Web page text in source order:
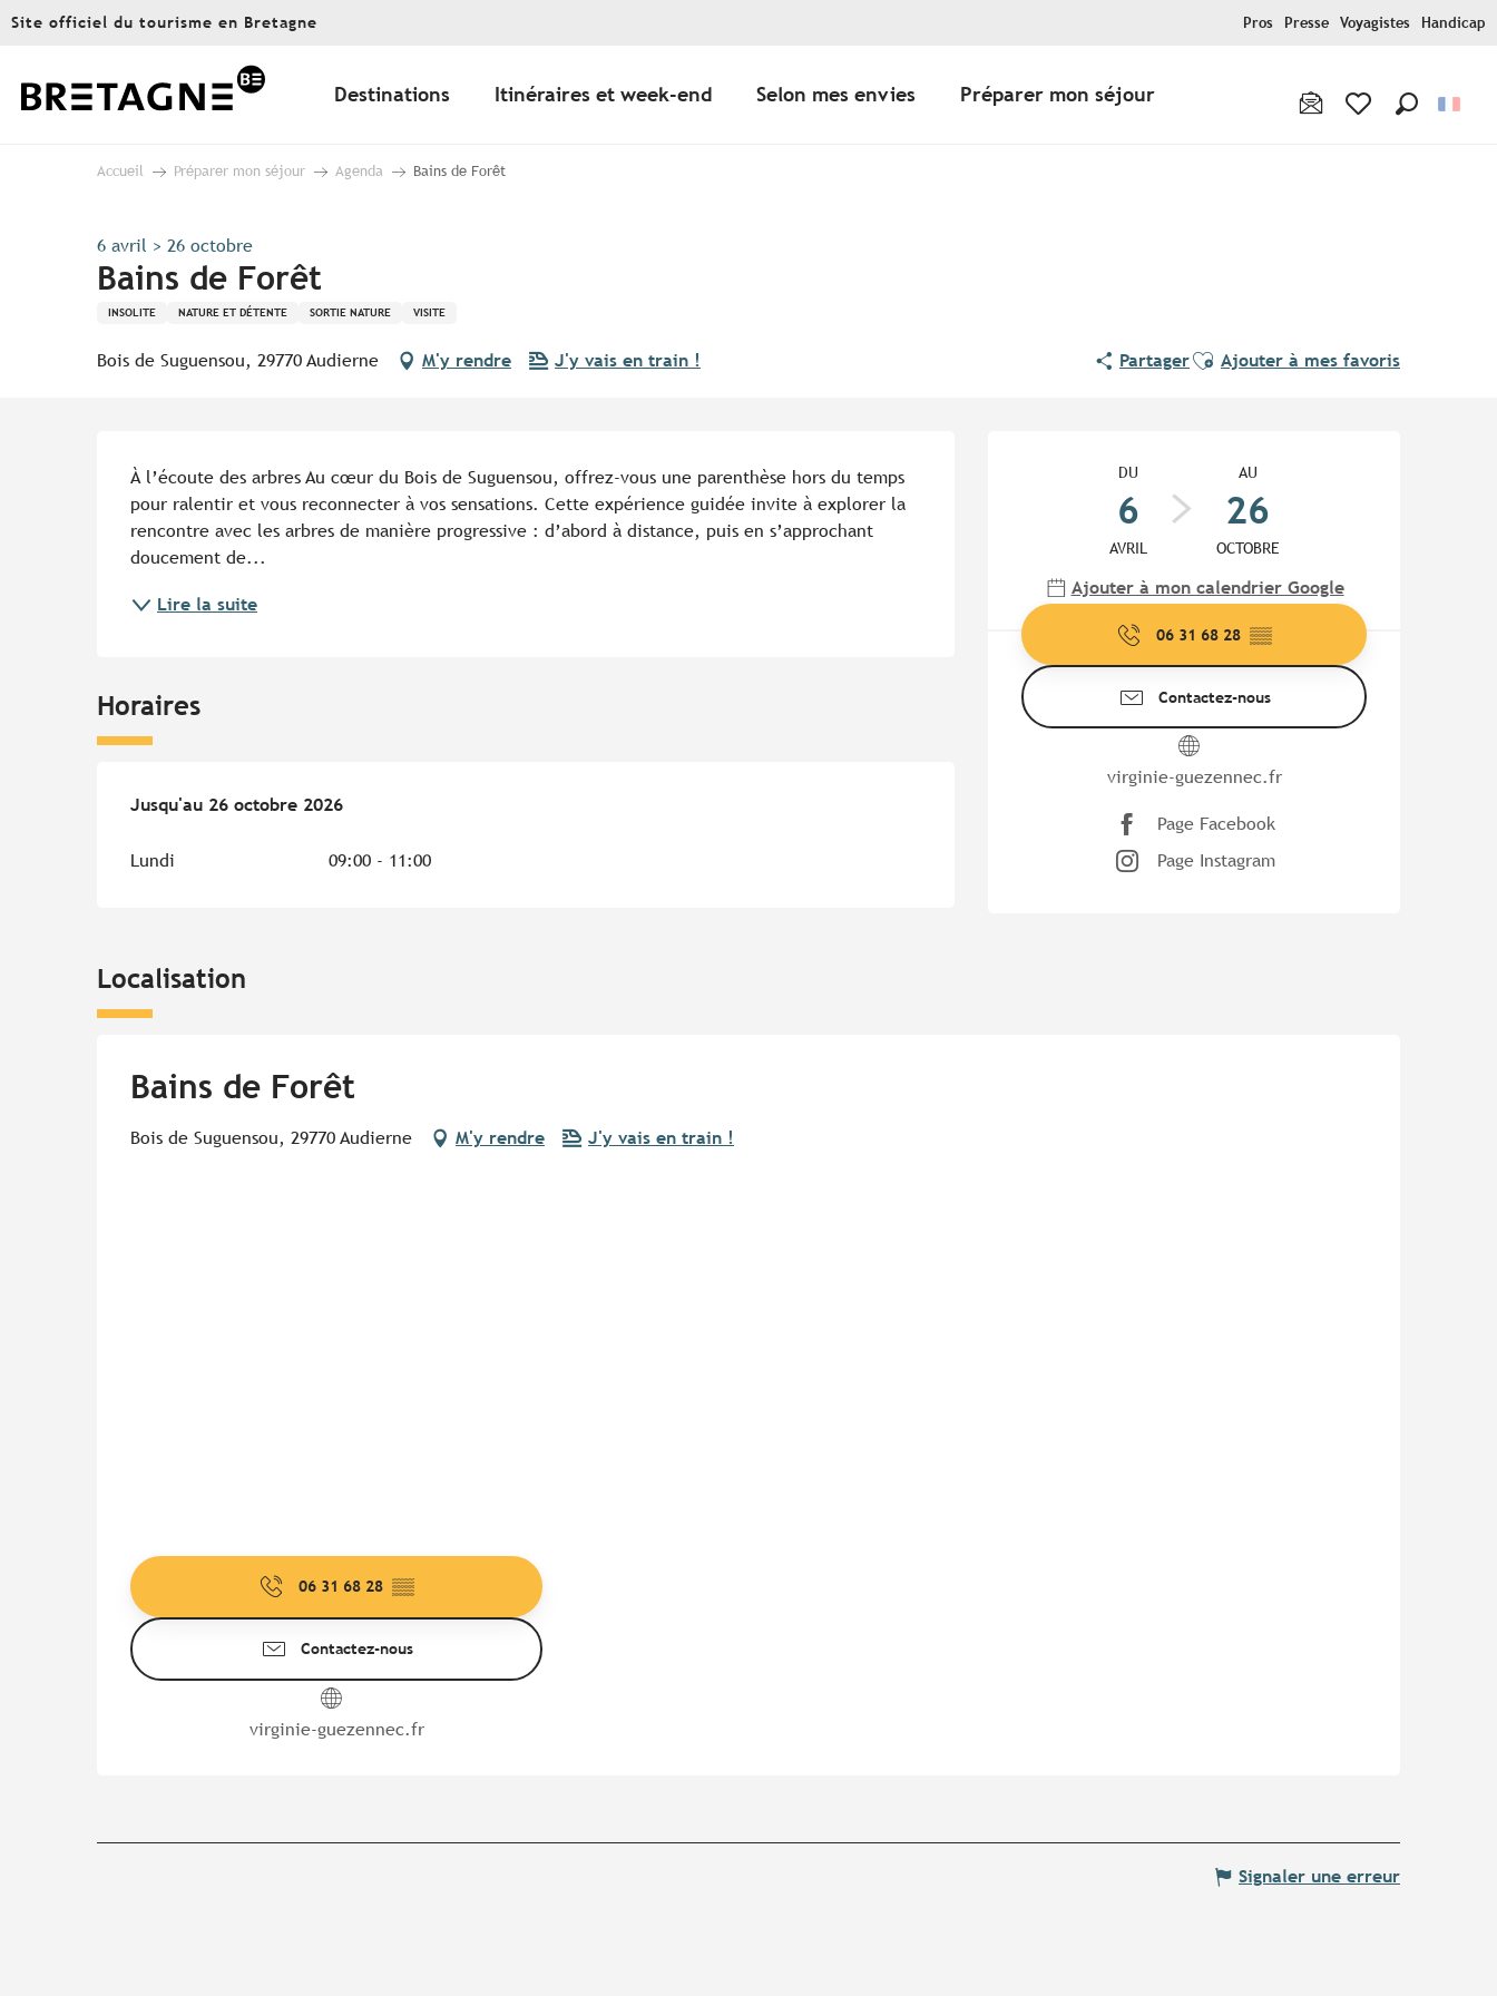
Aller
principal
Site officiel du tourisme en Bretagne Pros Presse Voyagistes Handicap
Destinations Itinéraires et week-end Selon mes envies Préparer mon séjour
Accueil Préparer mon séjour Agenda Bains de Forêt
6 avril > 26 octobre
Bains de Forêt
INSOLITE NATURE ET DÉTENTE SORTIE NATURE VISITE
Bois de Suguensou, 29770 Audierne M'y rendre J'y vais en train ! PartagerAjouter aux favoris
Ajouter à mes favoris
DU
6
AVRIL
AU
26
OCTOBRE
Ajouter à mon calendrier Google
06 31 68 28 ▒▒
Contactez-nous
virginie-guezennec.fr
Page Facebook
Page Instagram
À l’écoute des arbres Au cœur du Bois de Suguensou, offrez-vous une parenthèse hors du temps
pour ralentir et vous reconnecter à vos sensations. Cette expérience guidée invite à explorer la
rencontre avec les arbres de manière progressive : d’abord à distance, puis en s’approchant
doucement de...
Lire la suite
Horaires
Du6 avril 2026au26 octobre 2026
Jusqu'au 26 octobre 2026
Lundi 09:00 - 11:00
Localisation
Bains de Forêt
Bois de Suguensou, 29770 Audierne M'y rendre J'y vais en train !
06 31 68 28 ▒▒
Contactez-nous
virginie-guezennec.fr
Signaler une erreur